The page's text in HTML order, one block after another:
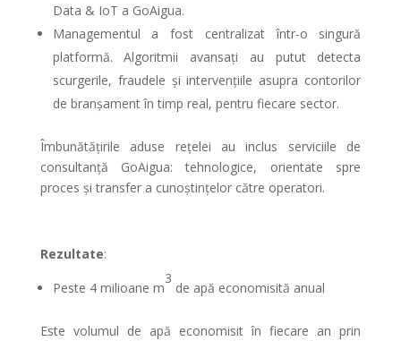
Data & IoT a GoAigua.
Managementul a fost centralizat într-o singură
platformă. Algoritmii avansați au putut detecta
scurgerile, fraudele și intervențiile asupra contorilor
de branșament în timp real, pentru fiecare sector.
Îmbunătățirile aduse rețelei au inclus serviciile de
consultanță GoAigua: tehnologice, orientate spre
proces și transfer a cunoștințelor către operatori.
Rezultate:
Peste 4 milioane m
3
de apă economisită anual
Este volumul de apă economisit în fiecare an prin